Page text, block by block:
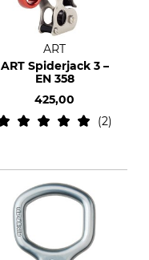
ART
ART Spiderjack 3 –
EN 358
425,00
2